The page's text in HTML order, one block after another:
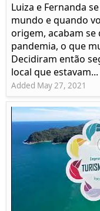
Luiza e Fernanda
mundo e quando
origem, acabam
pandemia, o que
Decidiram então
local que estavam...
Added May 27, 2021